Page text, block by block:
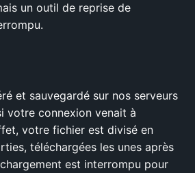
un outil de reprise de
et sauvegardé sur nos serveurs
votre connexion venait à
votre fichier est divisé en
téléchargées les unes après
est interrompu pour